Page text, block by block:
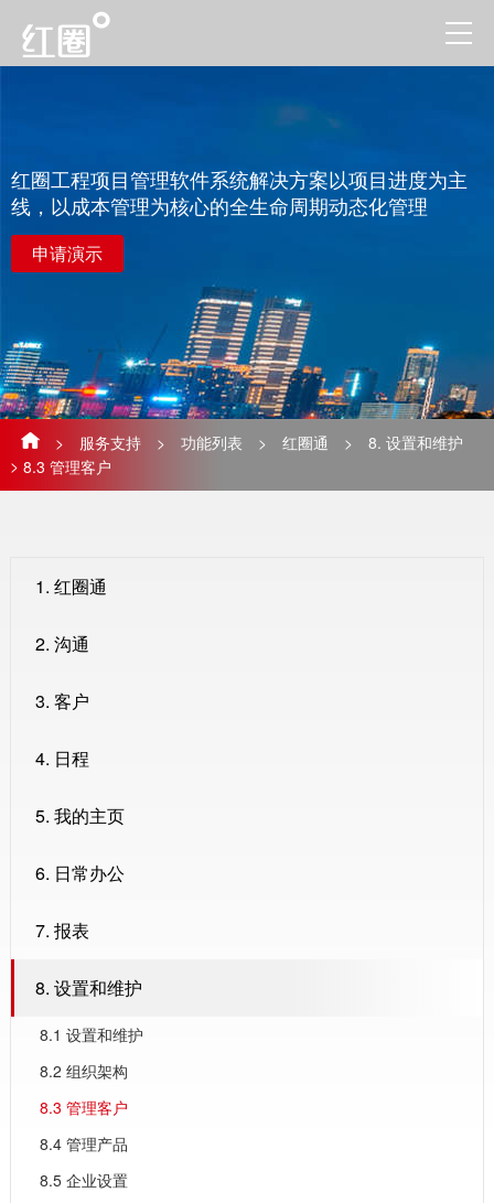
红圈工程项目管理软件系统解决方案以项目进度为主
线，以成本管理为核心的全生命周期动态化管理
申请演示
> 服务支持 > 功能列表 > 红圈通 >
8. 设置和维护
> 8.3 管理客户
1. 红圈通
2. 沟通
3. 客户
4. 日程
5. 我的主页
6. 日常办公
7. 报表
8. 设置和维护
8.1 设置和维护
8.2 组织架构
8.3 管理客户
8.4 管理产品
8.5 企业设置